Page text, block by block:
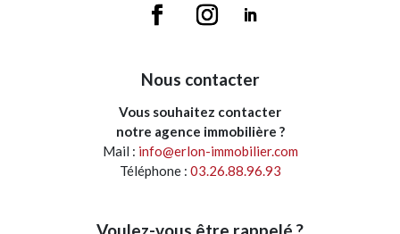
Nous contacter
Vous souhaitez contacter
notre agence immobilière ?
Mail : info@erlon-immobilier.com
Téléphone : 03.26.88.96.93
Voulez-vous être rappelé ?